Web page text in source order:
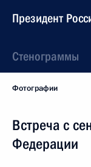
Президент
Стенограммы
Фотографии
Встреча с
Федерации